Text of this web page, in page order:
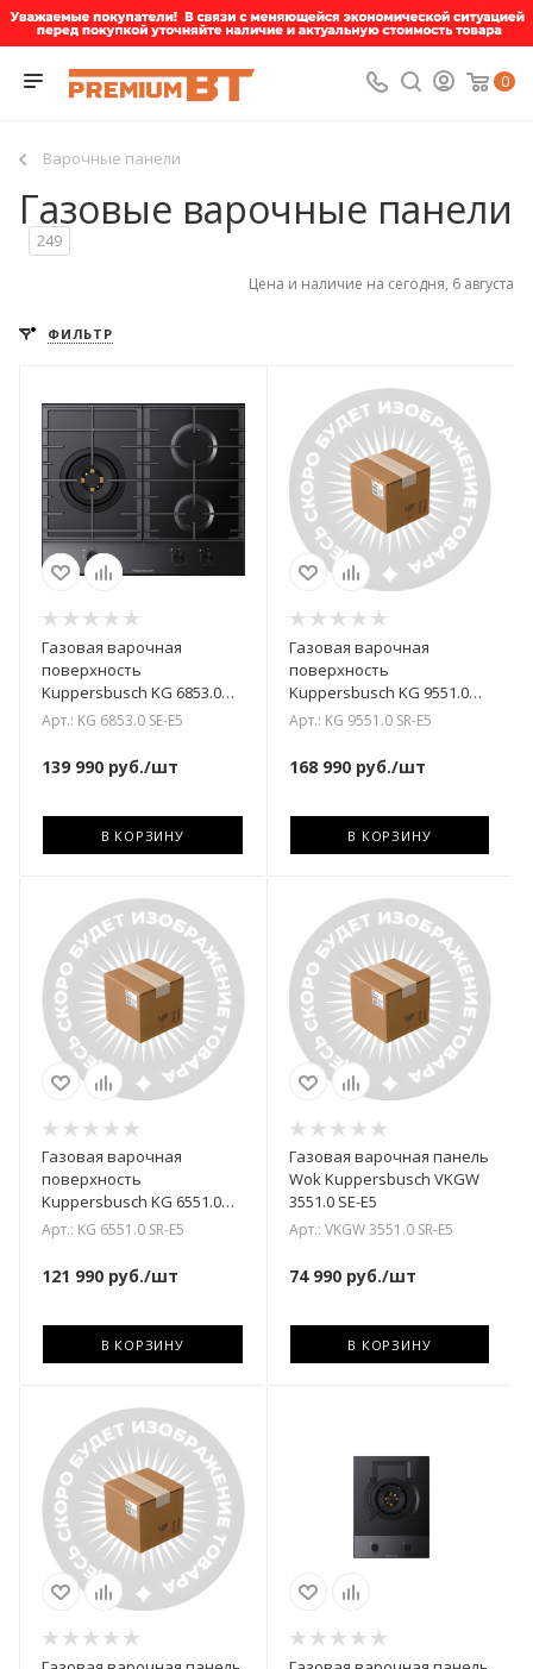
0
Варочные панели
Газовые варочные панели
249
Цена и наличие на сегодня, 6 августа
ФИЛЬТР
Газовая варочная
поверхность
Kuppersbusch KG 6853.0
SE-E5
Арт.: KG 6853.0 SE-E5
139 990 руб./шт
В КОРЗИНУ
Газовая варочная
поверхность
Kuppersbusch KG 9551.0
SR-E6
Арт.: KG 9551.0 SR-E5
168 990руб./шт
В КОРЗИНУ
Газовая варочная
поверхность
Kuppersbusch KG 6551.0
SR-E5
Арт.: KG 6551.0 SR-E5
121 990 руб./шт
В КОРЗИНУ
Газовая варочная панель
Wok Kuppersbusch VKGW
3551.0 SE-E5
Арт.: VKGW 3551.0 SR-E5
74 990руб./шт
В КОРЗИНУ